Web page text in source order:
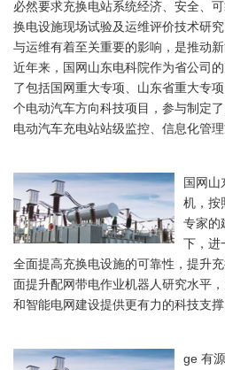
必然要求充换电站系统经济、安全、
换电设施现场试验及运维评价技术研
与运维有着至关重要的影响，是推动
近年来，国网山东电科院作为省公司
了包括国网重大专项、山东省重大专
个电动汽车方向科技项目，参与制定
电动汽车充电站站级监控、信息化管
国网山
机，按
专家的
下，进
全面提高充换电设施的可靠性，提升
面提升配网带电作业机器人研究水平
和智能电网建设提供更有力的科技支撑
ge 有